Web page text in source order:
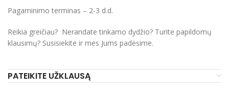
Pagaminimo terminas – 2-3 d.d.
Reikia greičiau? Nerandate tinkamo dydžio? Turite papildomų
klausimų? Susisiekite ir mes Jums padėsime.
PATEIKITE UŽKLAUSĄ